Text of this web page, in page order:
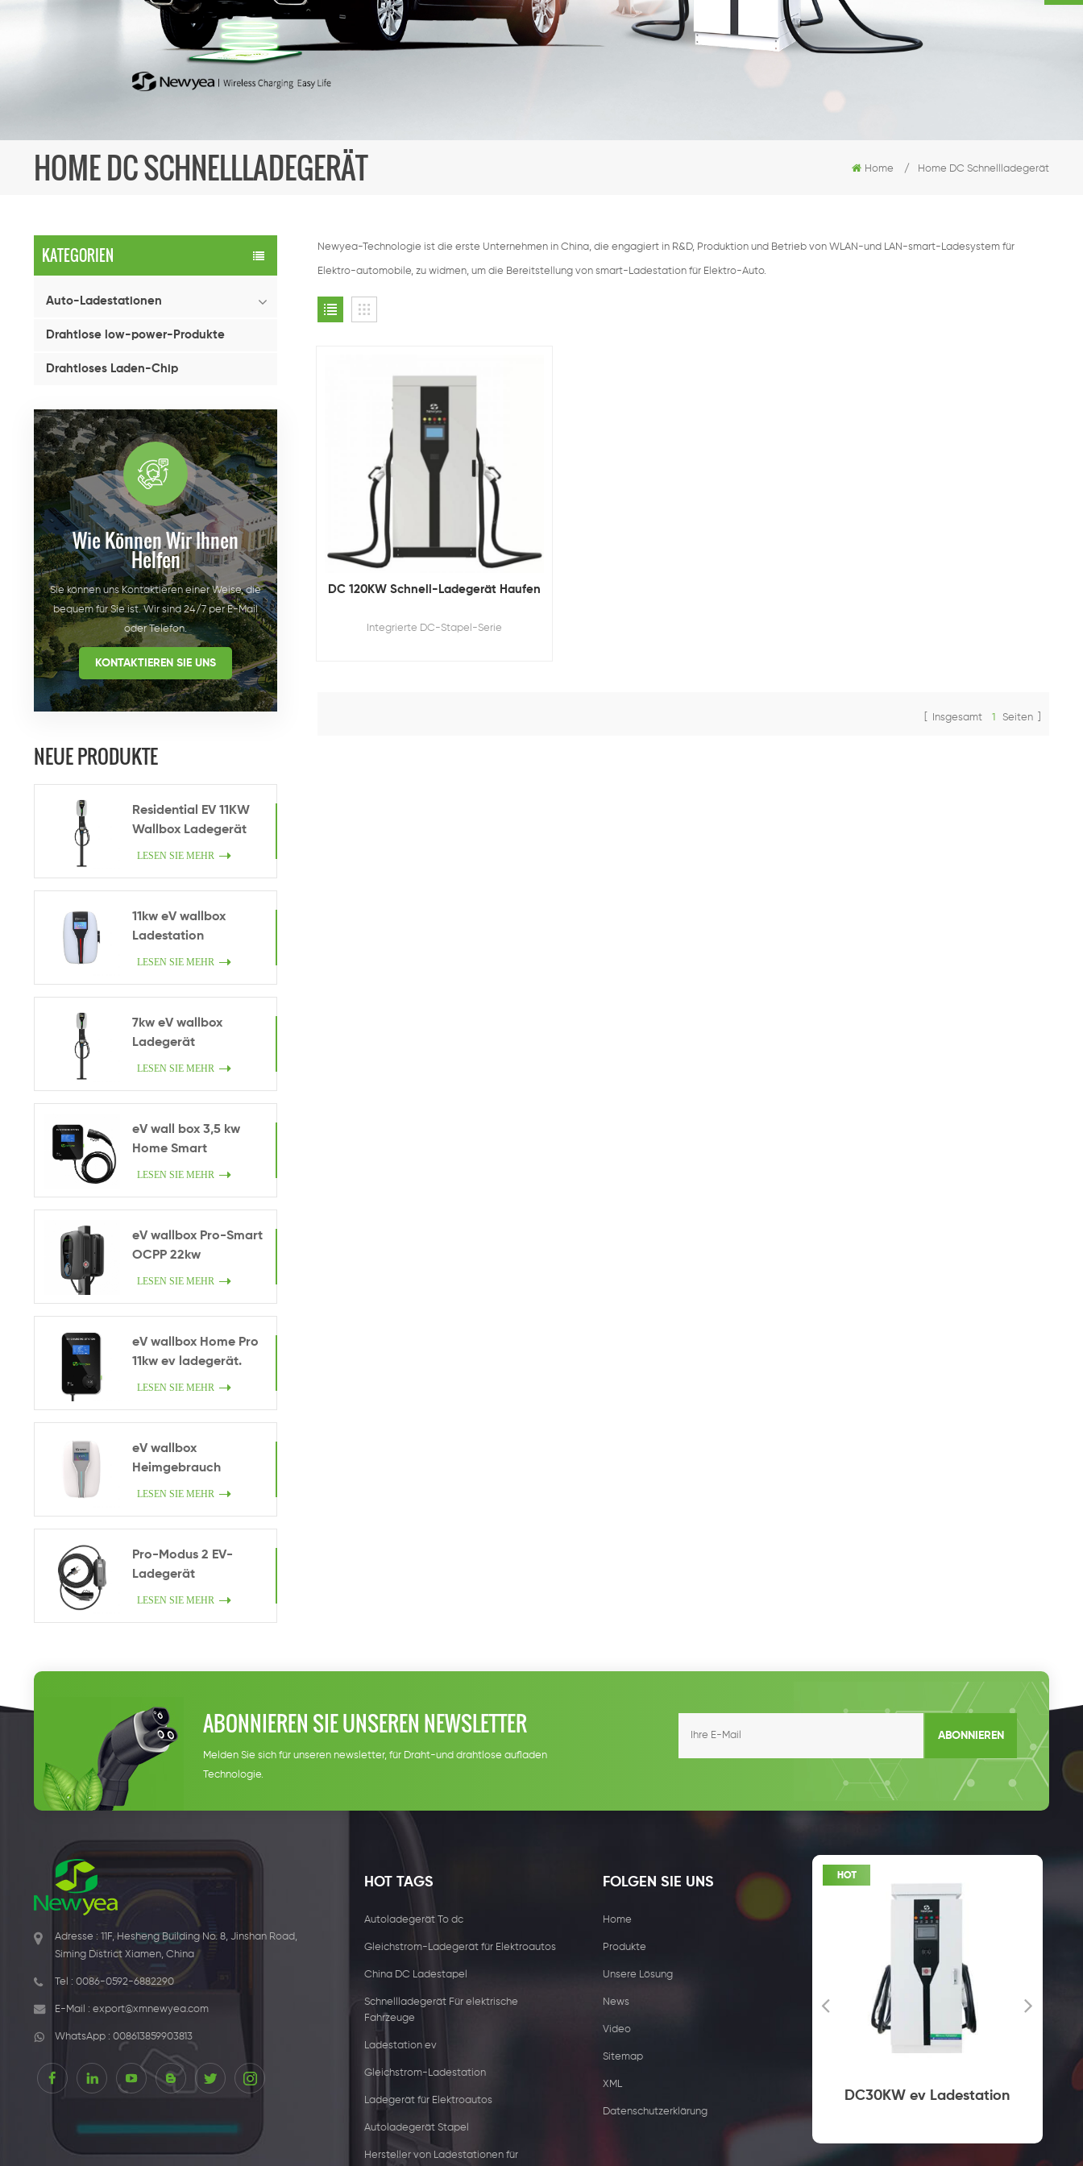
HOME DC SCHNELLLADEGERÄT Home / Home DC Schnellladegerät
KATEGORIEN
Auto-Ladestationen
Drahtlose low-power-Produkte
Drahtloses Laden-Chip
Wie Können Wir Ihnen
Helfen
Sie können uns Kontaktieren einer Weise, die
bequem für Sie ist. Wir sind 24/7 per E-Mail
oder Telefon.
KONTAKTIEREN SIE UNS
NEUE PRODUKTE
Residential EV 11KW
Wallbox Ladegerät
LESEN SIE MEHR
11kw eV wallbox
Ladestation
LESEN SIE MEHR
7kw eV wallbox
Ladegerät
LESEN SIE MEHR
eV wall box 3,5 kw
Home Smart
Ladegerät.
LESEN SIE MEHR
eV wallbox Pro-Smart
OCPP 22kw
LESEN SIE MEHR
eV wallbox Home Pro
11kw ev ladegerät.
LESEN SIE MEHR
eV wallbox
Heimgebrauch
LESEN SIE MEHR
Pro-Modus 2 EV-
Ladegerät
LESEN SIE MEHR
Newyea-Technologie ist die erste Unternehmen in China, die engagiert in R&D, Produktion und Betrieb von WLAN-und LAN-smart-Ladesystem für
Elektro-automobile, zu widmen, um die Bereitstellung von smart-Ladestation für Elektro-Auto.
DC 120KW Schnell-Ladegerät Haufen
Integrierte DC-Stapel-Serie
[ Insgesamt 1 Seiten ]
ABONNIEREN SIE UNSEREN NEWSLETTER
Melden Sie sich für unseren newsletter, für Draht-und drahtlose aufladen
Technologie.
ABONNIEREN
Adresse : 11F, Hesheng Building No. 8, Jinshan Road,
Siming District Xiamen, China
Tel : 0086-0592-6882290
E-Mail : export@xmnewyea.com
WhatsApp : 008613859903813
HOT TAGS
Autoladegerät To dc
Gleichstrom-Ladegerät für Elektroautos
China DC Ladestapel
Schnellladegerät Für elektrische
Fahrzeuge
Ladestation ev
Gleichstrom-Ladestation
Ladegerät für Elektroautos
Autoladegerät Stapel
Hersteller von Ladestationen für
FOLGEN SIE UNS
Home
Produkte
Unsere Lösung
News
Video
Sitemap
XML
Datenschutzerklärung
15W kabelloser
Ladegerät mit zwei Typ2
DC30KW ev Ladestation